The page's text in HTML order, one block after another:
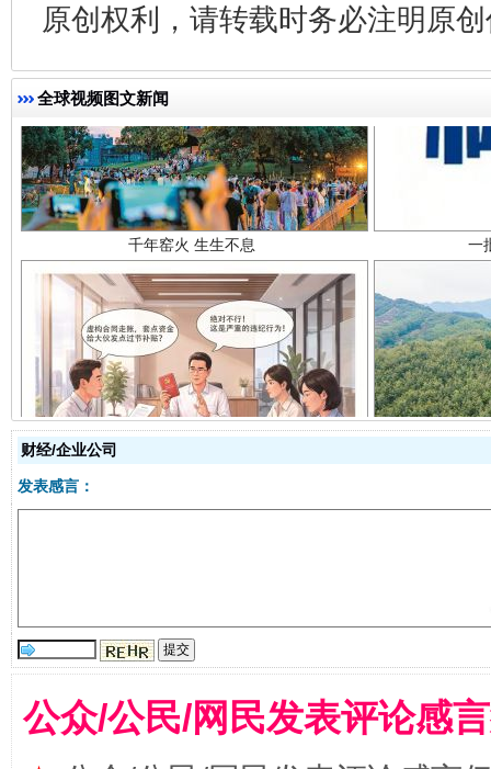
原创权利，请转载时务必注明原
全球视频图文新闻
揭开“小金库”的免责幌子
受贿1.44亿！段成刚被判无期 从幼
财经/企业公司
发表感言：
公众/公民/网民发表评论感